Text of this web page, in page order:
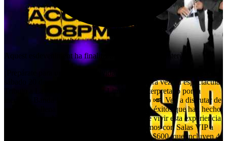
Aquest esdeveniment ha finalitzat. Gràcies pel teu interès!
¡Prepárate para una noche inolvidable en Cantaritos Fifi! 🍹 Este
sábado 20 de septiembre, te traemos por primera vez un espectacular
Tributo a La Arrolladora Banda Limón 🍋, interpretado por la
increíble Banda La Impaktante de Joel Faroco 🎺. Ven a disfrutar de
una velada llena de música, alegría y todos los éxitos que han hecho
vibrar a miles. No te pierdas la oportunidad de vivir esta experiencia
única con tus amigos y seres queridos. Contamos con Salas VIP a
solo $1000, que incluyen 5 boletos, y mesas a $600, que incluyen 4